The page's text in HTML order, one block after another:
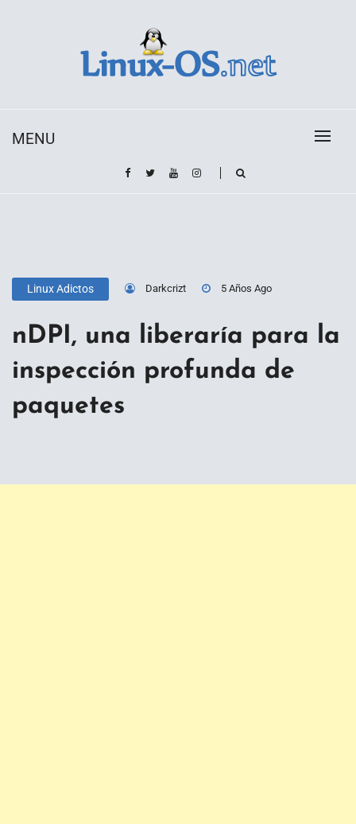
MENU
Linux Adictos Darkcrizt 5 Años Ago
nDPI, una liberaría para la
inspección profunda de
paquetes